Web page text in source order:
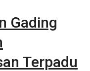
Gading
Terpadu